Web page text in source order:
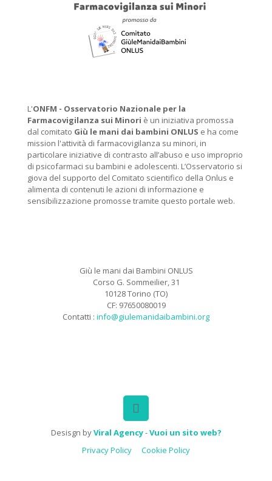
L'ONFM - Osservatorio Nazionale per la
Farmacovigilanza sui Minori è un iniziativa promossa
dal comitato Giù le mani dai bambini ONLUS e ha come
mission l'attività di farmacovigilanza su minori, in
particolare iniziative di contrasto all’abuso e uso improprio
di psicofarmaci su bambini e adolescenti. L’Osservatorio si
giova del supporto del Comitato scientifico della Onlus e
alimenta di contenuti le azioni di informazione e
sensibilizzazione promosse tramite questo portale web.
Giù le mani dai Bambini ONLUS
Corso G. Sommeilier, 31
10128 Torino (TO)
CF: 97650080019
Contatti : info@giulemanidaibambini.org
Desisgn byViral Agency-Vuoi un sito web?
Privacy Policy
Cookie Policy